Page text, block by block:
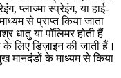
प्लाज्मा स्प्रेइंग, या हाई-
से प्राप्त किया जाता
धातु या पॉलिमर होती हैं
लिए डिज़ाइन की जाती हैं।
मानदंडों के माध्यम से किया